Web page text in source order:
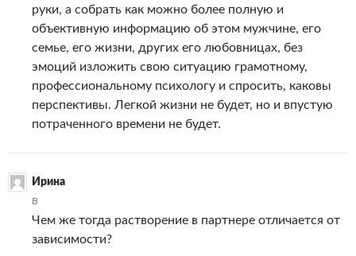
руки, а собрать как можно более полную и
объективную информацию об этом мужчине, его
семье, его жизни, других его любовницах, без
эмоций изложить свою ситуацию грамотному,
профессиональному психологу и спросить, каковы
перспективы. Легкой жизни не будет, но и впустую
потраченного времени не будет.
Ирина
В
Чем же тогда растворение в партнере отличается от
зависимости?